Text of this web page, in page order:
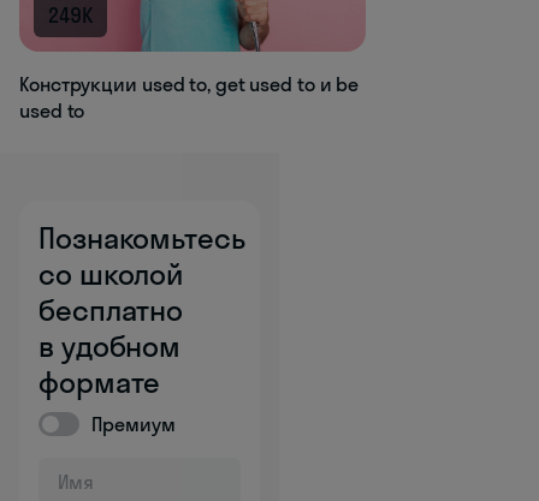
249K
Конструкции used to, get used to и be
used to
Познакомьтесь
со школой
бесплатно
в удобном
формате
Премиум